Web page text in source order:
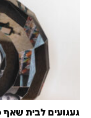
געגועים לבית שאף